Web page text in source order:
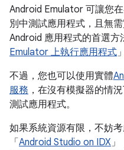
Android Emulator 可讓您
別中測試應用程式，且無
Android 應用程式的首選方
Emulator 上執行應用程式
不過，您也可以使用實體
服務 ，在沒有模擬器的情
測試應用程式。
如果系統資源有限，不妨
「 Android Studio on IDX」